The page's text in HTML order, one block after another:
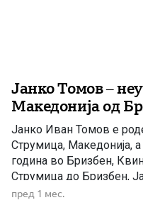
Јанко Томов –
Македонија од
Јанко Иван Томов е
Струмица, Македонија,
година во Бризбен,
Струмица до Бризбен,
македонската кауза —
пред 1 мес.